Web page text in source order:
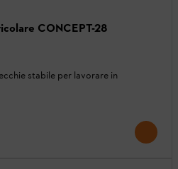
CONCEPT-28
stabile per lavorare in